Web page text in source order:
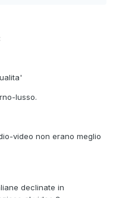
lusso.
video non erano meglio
declinate in